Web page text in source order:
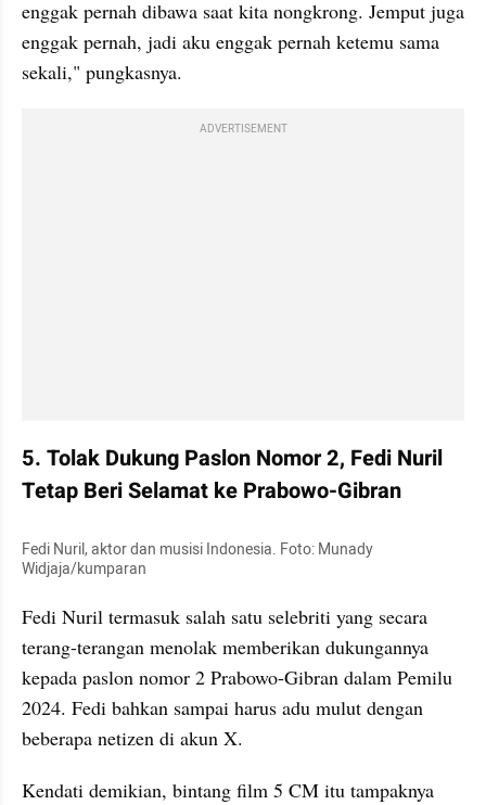
enggak pernah dibawa saat kita nongkrong. Jemput juga
enggak pernah, jadi aku enggak pernah ketemu sama
sekali," pungkasnya.
ADVERTISEMENT
5. Tolak Dukung Paslon Nomor 2, Fedi Nuril
Tetap Beri Selamat ke Prabowo-Gibran
Fedi Nuril, aktor dan musisi Indonesia. Foto: Munady
Widjaja/kumparan
Fedi Nuril termasuk salah satu selebriti yang secara
terang-terangan menolak memberikan dukungannya
kepada paslon nomor 2 Prabowo-Gibran dalam Pemilu
2024. Fedi bahkan sampai harus adu mulut dengan
beberapa netizen di akun X.
Kendati demikian, bintang film 5 CM itu tampaknya